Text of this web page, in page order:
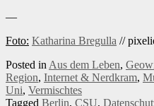
—
Foto: Katharina Bregulla //
Posted inAus dem Leben,
Region, Internet & Nerdkram,
Uni, Vermischtes
Tagged Berlin, CSU,